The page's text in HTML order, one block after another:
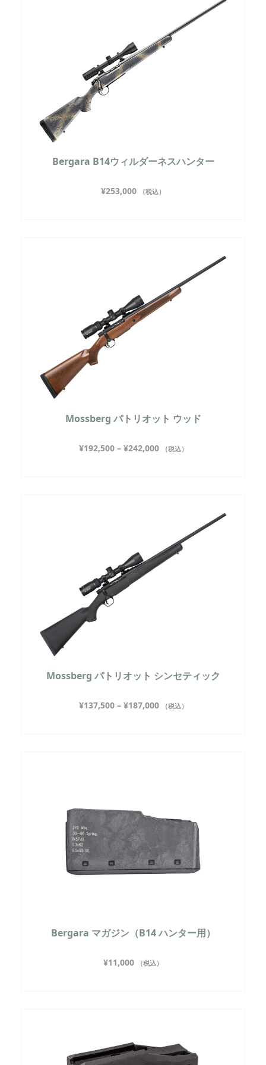
Bergara B14ウィルダーネスハンター
¥253,000 （税込）
Mossberg パトリオット ウッド
¥192,500 – ¥242,000 （税込）
Mossberg パトリオット シンセティック
¥137,500 – ¥187,000 （税込）
Bergara マガジン（B14 ハンター用）
¥11,000 （税込）